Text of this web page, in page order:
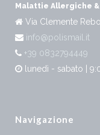
Malattie Allergiche
Via Clemente
info@polismail.it
+39 0832794449
lunedì - sabato |
Navigazione